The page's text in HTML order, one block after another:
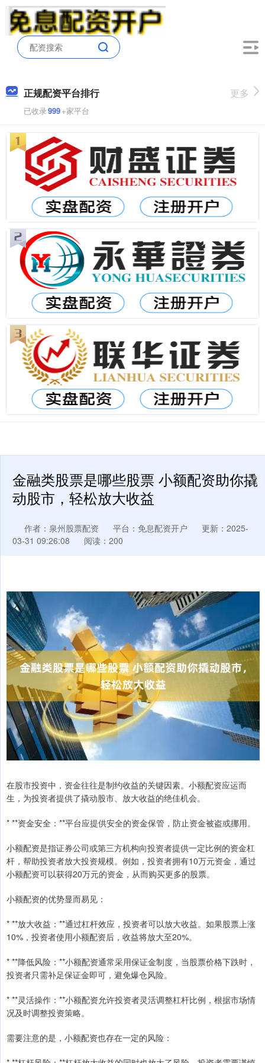
正规配资平台排行
已收录999+家平台
更多
金融类股票是哪些股票 小额配资助你撬
动股市，轻松放大收益
作者：泉州股票配资 平台：免息配资开户
更新：2025-
03-31 09:26:08
阅读：200
在股市投资中，资金往往是制约收益的关键因素。小额配资应运而
生，为投资者提供了撬动股市、放大收益的绝佳机会。
* **资金安全：**平台应提供安全的资金保管，防止资金被盗或挪用。
小额配资是指证券公司或第三方机构向投资者提供一定比例的资金杠
杆，帮助投资者放大投资规模。例如，投资者拥有10万元资金，通过
小额配资可以获得20万元的资金，从而购买更多的股票。
小额配资的优势显而易见：
* **放大收益：**通过杠杆效应，投资者可以放大收益。如果股票上涨
10%，投资者使用小额配资后，收益将放大至20%。
* **降低风险：**小额配资通常采用保证金制度，当股票价格下跌时，
投资者只需补足保证金即可，避免爆仓风险。
* **灵活操作：**小额配资允许投资者灵活调整杠杆比例，根据市场情
况及时调整投资策略。
需要注意的是，小额配资也存在一定的风险：